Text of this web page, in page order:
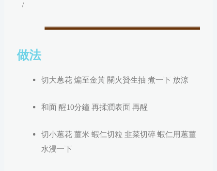
/
做法
切大蔥花 煸至金黃 關火贊生抽 煮一下 放涼
和面 醒10分鐘 再揉潤表面 再醒
切小蔥花 薑米 蝦仁切粒 韭菜切碎 蝦仁用蔥薑
水浸一下